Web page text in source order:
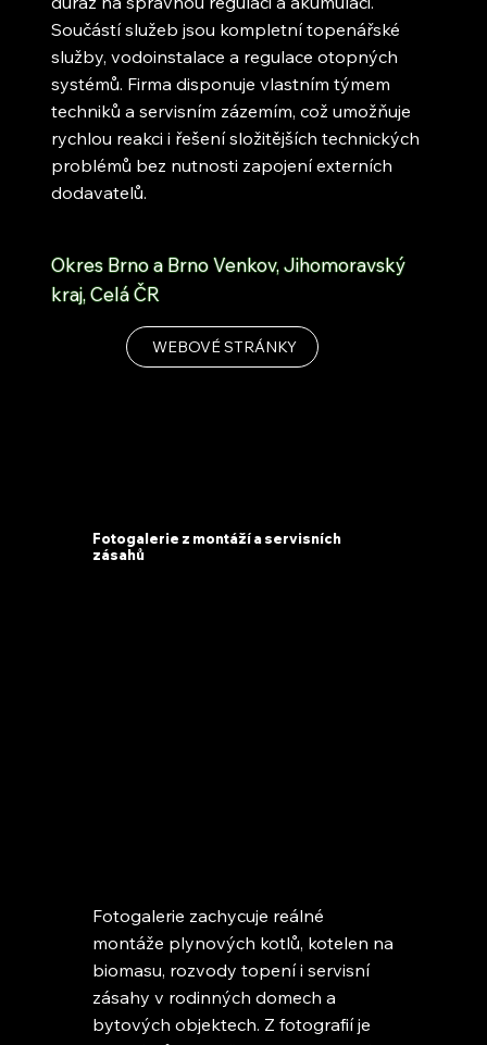
Součástí služeb jsou kompletní topenářské
služby, vodoinstalace a regulace otopných
systémů. Firma disponuje vlastním týmem
techniků a servisním zázemím, což umožňuje
rychlou reakci i řešení složitějších technických
problémů bez nutnosti zapojení externích
dodavatelů.
Okres Brno a Brno Venkov, Jihomoravský
kraj, Celá ČR
WEBOVÉ STRÁNKY
Fotogalerie z montáží a servisních
zásahů
Fotogalerie zachycuje reálné
montáže plynových kotlů, kotelen na
biomasu, rozvody topení i servisní
zásahy v rodinných domech a
bytových objektech. Z fotografií je